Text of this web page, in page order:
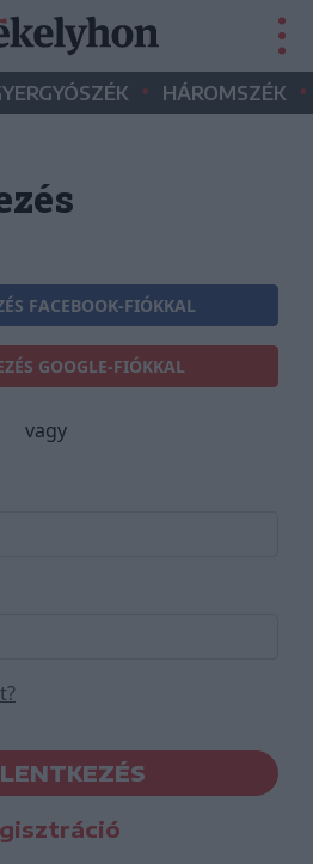
• HÁROMSZÉK •
FACEBOOK-FIÓKKAL
GOOGLE-FIÓKKAL
vagy